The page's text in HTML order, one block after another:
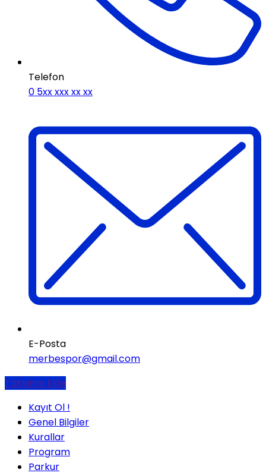
Telefon
0 5xx xxx xx xx
E-Posta
merbespor@gmail.com
Takvime Ekle
Kayıt Ol !
Genel Bilgiler
Kurallar
Program
Parkur